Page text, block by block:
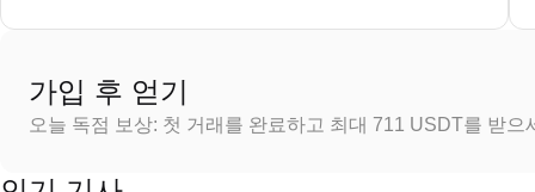
가입 후 얻기
오늘 독점 보상: 첫 거래를 완료하고 최대 711 USDT를 받으